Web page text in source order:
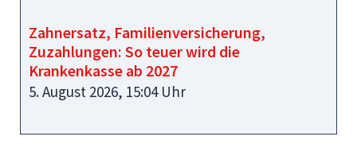
Zahnersatz, Familienversicherung,
Zuzahlungen: So teuer wird die
Krankenkasse ab 2027
5. August 2026, 15:04 Uhr